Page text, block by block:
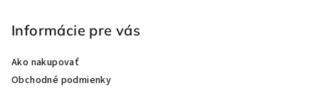
Informácie pre vás
Ako nakupovať
Obchodné podmienky